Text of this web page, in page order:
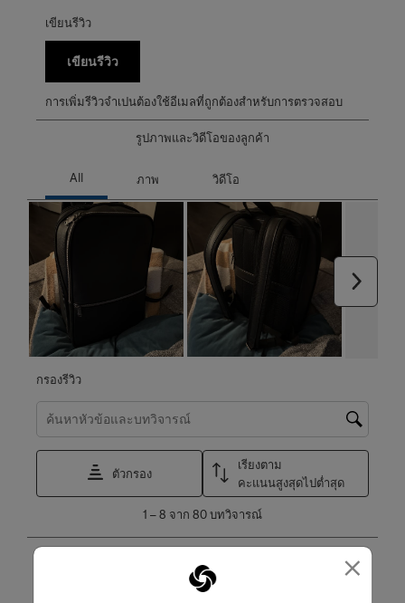
×
เขียนรีวิว
เขียนรีวิว
การเพิ่มรีวิวจำเปนต้องใช้อีเมลที่ถูกต้องสำหรับการตรวจสอบ
รูปภาพและวิดีโอของลูกค้า
กรองรีวิว
ค้นหาหัวข้อและตรวจสอบภูมิภาคการค้นหา
ตัวกรอง
เรียงตาม
คะแนนสูงสุดไปต่ำสุด
8
จาก
1 –8 จาก 80บทวิจารณ์
Its size is great colour excellent and durable